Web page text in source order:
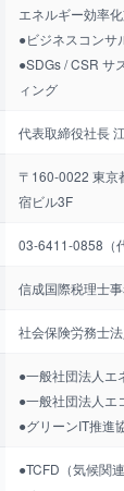
エネルギー効率
●ビジネスコンサ
●SDGs / CSR サ
ィング
代表取締役社長
〒160-0022 東京
宿ビル3F
03-6411-0858（
信成国際税理士
社会保険労務士
●一般社団法人エ
●一般社団法人エ
●グリーンIT推進
●TCFD（気候関